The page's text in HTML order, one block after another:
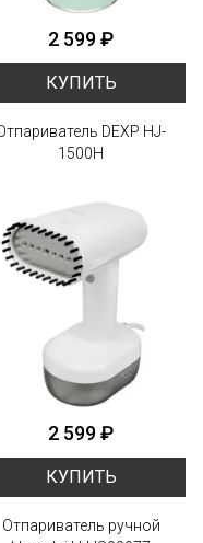
2 599 ₽
КУПИТЬ
DEXP HJ-
1500H
2 599 ₽
КУПИТЬ
Отпариватель ручной